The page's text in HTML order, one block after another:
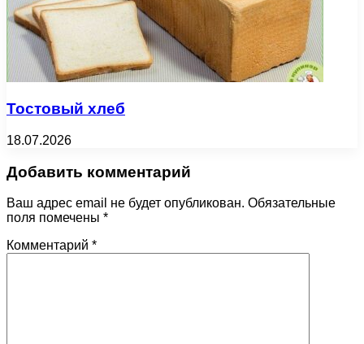
Тостовый хлеб
18.07.2026
Добавить комментарий
Ваш адрес email не будет опубликован. Обязательные
поля помечены *
Комментарий *